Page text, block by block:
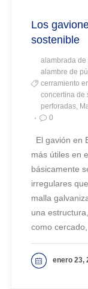
Los
sostenible
alambrada
alambre de
cerramiento
concertina de
perforadas,
0
El gavión en
más útiles en
básicamente
irregulares
malla
una
como
enero 23,
VER MAS